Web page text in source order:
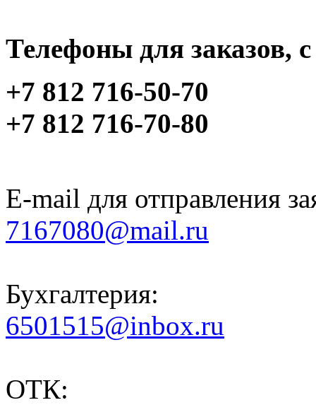
Телефоны для заказов,
+7 812 716-50-70
+7 812 716-70-80
E-mail для отправления
7167080@mail.ru
Бухгалтерия:
6501515@inbox.ru
ОТК: